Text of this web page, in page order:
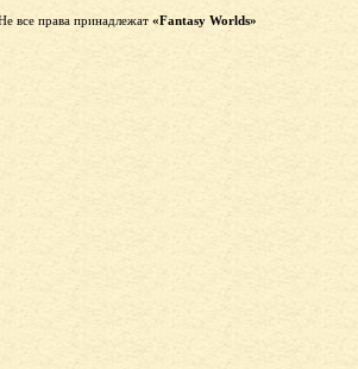
все права принадлежат «Fantasy Worlds»